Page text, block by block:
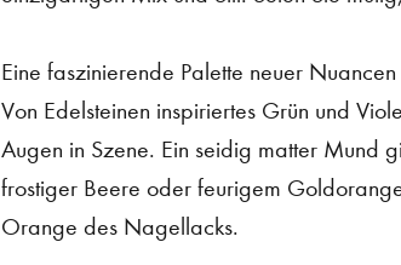
Eine faszinierende Palette neuer
Von Edelsteinen inspiriertes Grün und
Augen in Szene. Ein seidig matter Mund
frostiger Beere oder feurigem
Orange des Nagellacks.